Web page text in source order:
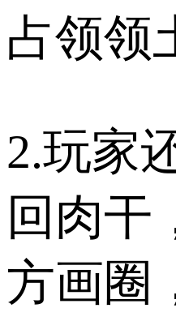
占领领
2.玩家
回肉干
方画圈